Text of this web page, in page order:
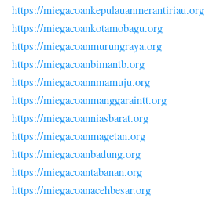
https://miegacoankepulauanmerantiriau.org
https://miegacoankotamobagu.org
https://miegacoanmurungraya.org
https://miegacoanbimantb.org
https://miegacoannmamuju.org
https://miegacoanmanggaraintt.org
https://miegacoanniasbarat.org
https://miegacoanmagetan.org
https://miegacoanbadung.org
https://miegacoantabanan.org
https://miegacoanacehbesar.org